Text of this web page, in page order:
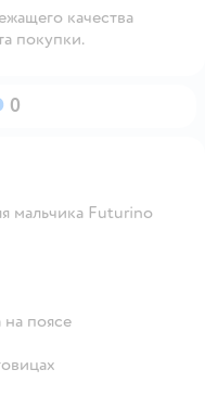
качества
покупки.
0
мальчика Futurino
на поясе